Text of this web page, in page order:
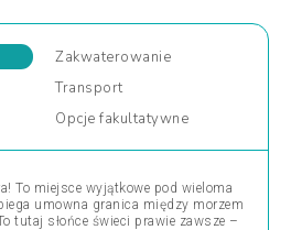
Zakwaterowanie
Transport
Opcje fakultatywne
To miejsce wyjątkowe pod wieloma
umowna granica między morzem
tutaj słońce świeci prawie zawsze –